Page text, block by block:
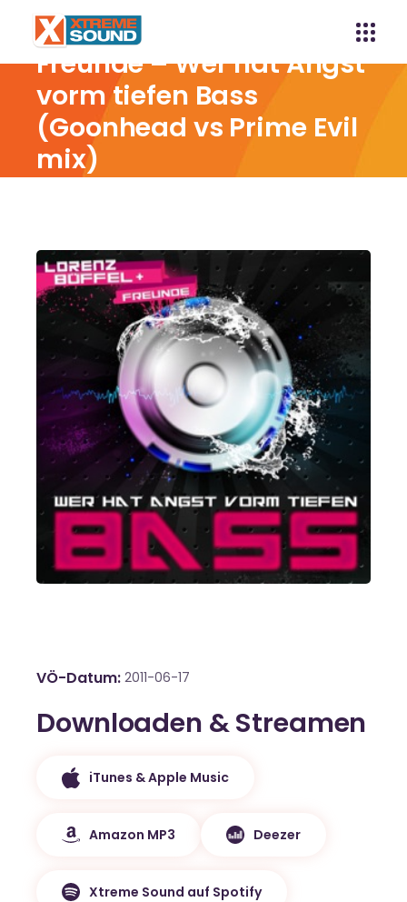
Lorenz Büffel und
Freunde – Wer hat Angst
vorm tiefen Bass
(Goonhead vs Prime Evil
mix)
VÖ-Datum 2011-06-17
Downloaden & Streamen
iTunes & Apple Music
Amazon MP3 Deezer
Xtreme Sound auf Spotify